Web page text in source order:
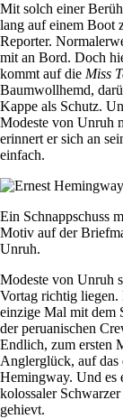
Mit solch einer
lang auf einem Boot
Reporter.
mit an Bord. Doch
kommt auf die Miss
Baumwollhemd,
Kappe als Schutz.
Modeste von Unruh
erinnert er sich an
einfach.
Ein Schnappschuss
Motiv auf der
Unruh.
Modeste von Unruh
Vortag richtig liegen.
einzige Mal mit dem
der peruanischen
Endlich, zum ersten
Anglerglück, auf das
Hemingway. Und es
kolossaler
gehievt.